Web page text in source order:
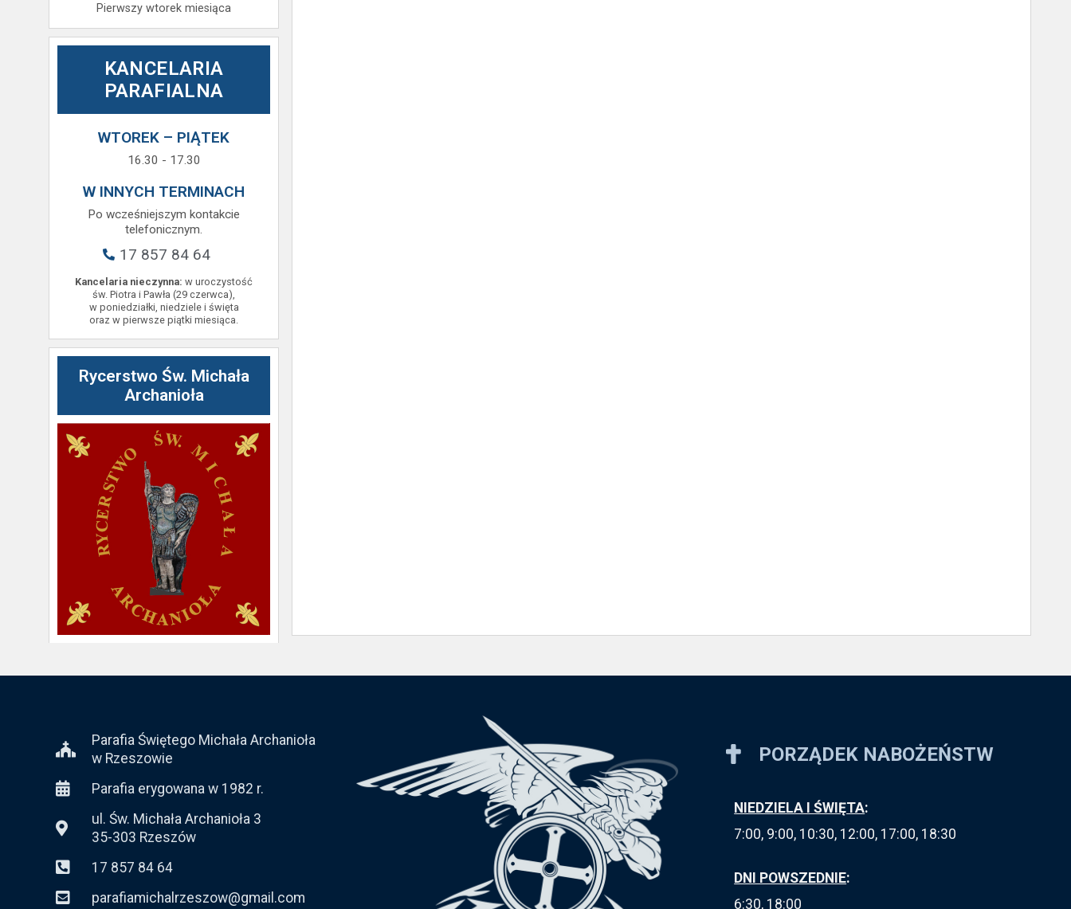
Pierwszy wtorek miesiąca
KANCELARIA
PARAFIALNA
WTOREK – PIĄTEK
16.30 - 17.30
W INNYCH TERMINACH
Po wcześniejszym kontakcie
telefonicznym.
17 857 84 64
Kancelaria nieczynna: w uroczystość
św. Piotra i Pawła (29 czerwca),
w poniedziałki, niedziele i święta
oraz w pierwsze piątki miesiąca.
Rycerstwo Św. Michała
Archanioła
Parafia Świętego Michała Archanioła
w Rzeszowie
Parafia erygowana w 1982 r.
ul. Św. Michała Archanioła 3
35-303 Rzeszów
17 857 84 64
parafiamichalrzeszow@gmail.com
PORZĄDEK NABOŻEŃSTW
NIEDZIELA I ŚWIĘTA:
7:00, 9:00, 10:30, 12:00, 17:00, 18:30
DNI POWSZEDNIE:
6:30, 18:00